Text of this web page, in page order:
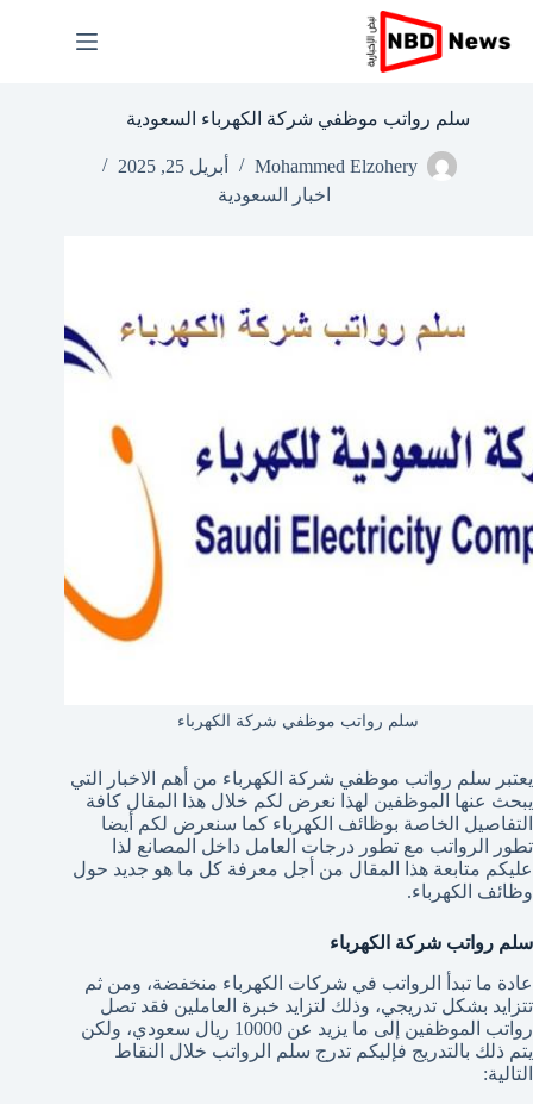
إلى
المحتوى
سلم رواتب موظفي شركة الكهرباء السعودية
Mohammed Elzohery
أبريل 25, 2025
اخبار السعودية
سلم رواتب موظفي شركة الكهرباء
يعتبر سلم رواتب موظفي شركة الكهرباء من أهم الاخبار التي
يبحث عنها الموظفين لهذا نعرض لكم خلال هذا المقال كافة
التفاصيل الخاصة بوظائف الكهرباء كما سنعرض لكم أيضا
تطور الرواتب مع تطور درجات العامل داخل المصانع لذا
عليكم متابعة هذا المقال من أجل معرفة كل ما هو جديد حول
وظائف الكهرباء.
سلم رواتب شركة الكهرباء
عادة ما تبدأ الرواتب في شركات الكهرباء منخفضة، ومن ثم
تتزايد بشكل تدريجي، وذلك لتزايد خبرة العاملين فقد تصل
رواتب الموظفين إلى ما يزيد عن 10000
ريال سعودي، ولكن
يتم ذلك بالتدريج فإليكم تدرج سلم الرواتب خلال النقاط
التالية: